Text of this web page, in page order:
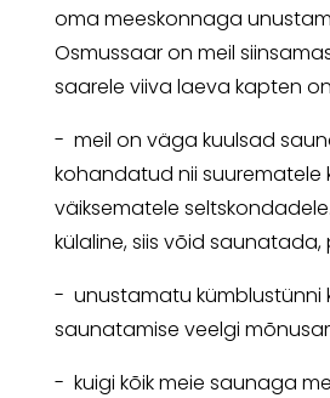
oma meeskonnaga
Osmussaar on meil
saarele viiva laeva kapten
- meil on väga kuulsad
kohandatud nii suurematele
väiksematele
külaline, siis võid saunatada,
- unustamatu kümblustünni
saunatamise veelgi
- kuigi kõik meie saunaga